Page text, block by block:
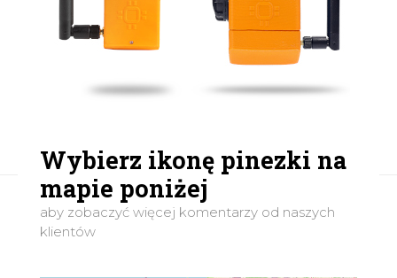
Wybierz ikonę pinezki na
mapie poniżej
aby zobaczyć więcej komentarzy od naszych
klientów